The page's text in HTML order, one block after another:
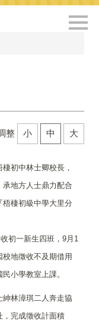
整 小 中 大
初中林士卿校長，
承地方人士鼎力配合
棲初級中學大里分
初一新生四班，9月1
校地徵收不及期借用
小學教室上課。
紳林漳琪二人奔走協
，完成徵收計面積